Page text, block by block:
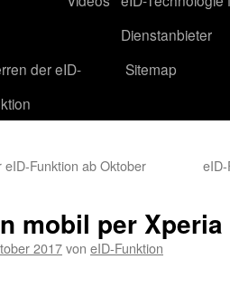
Dienstanbieter
der eID-
Sitemap
Funktion ab Oktober
mobil per
2017von eID-Funktion